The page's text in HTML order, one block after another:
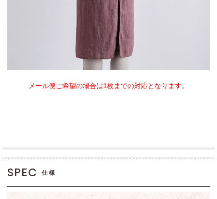
メール便ご希望の場合は1枚までの対応となります。
SPEC 仕様